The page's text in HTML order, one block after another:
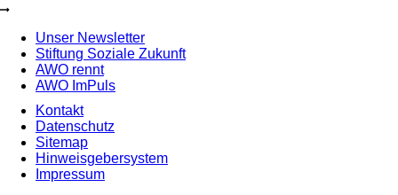
Unser Newsletter
Stiftung Soziale Zukunft
AWO rennt
AWO ImPuls
Kontakt
Datenschutz
Sitemap
Hinweisgebersystem
Impressum